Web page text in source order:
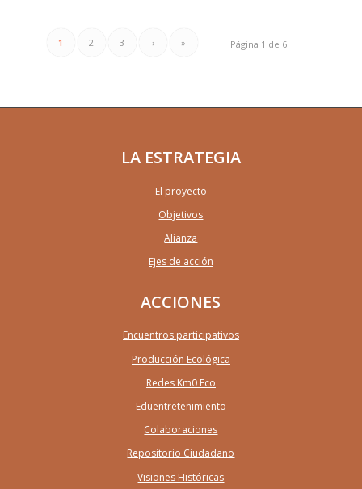
Página 1 de 6
1 2 3 › »
LA ESTRATEGIA
El proyecto
Objetivos
Alianza
Ejes de acción
ACCIONES
Encuentros participativos
Producción Ecológica
Redes Km0 Eco
Eduentretenimiento
Colaboraciones
Repositorio Ciudadano
Visiones Históricas